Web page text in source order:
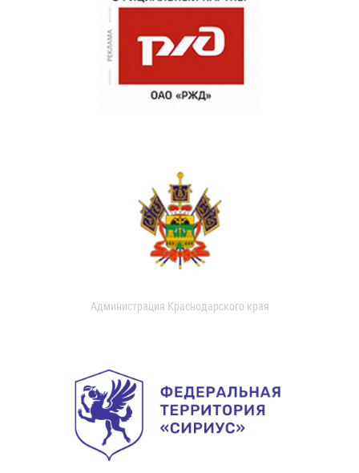
Администрация Краснодарского края